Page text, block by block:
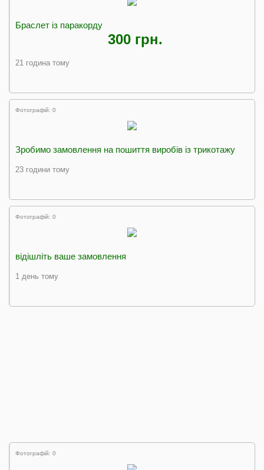
Браслет із паракорду
300 грн.
21 година тому
Фотографій: 0
Зробимо замовлення на пошиття виробів із трикотажу
23 години тому
Фотографій: 0
відішліть ваше замовлення
1 день тому
Фотографій: 0